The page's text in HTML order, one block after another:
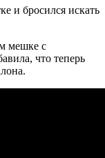
и бросился искать
мешке с
что теперь